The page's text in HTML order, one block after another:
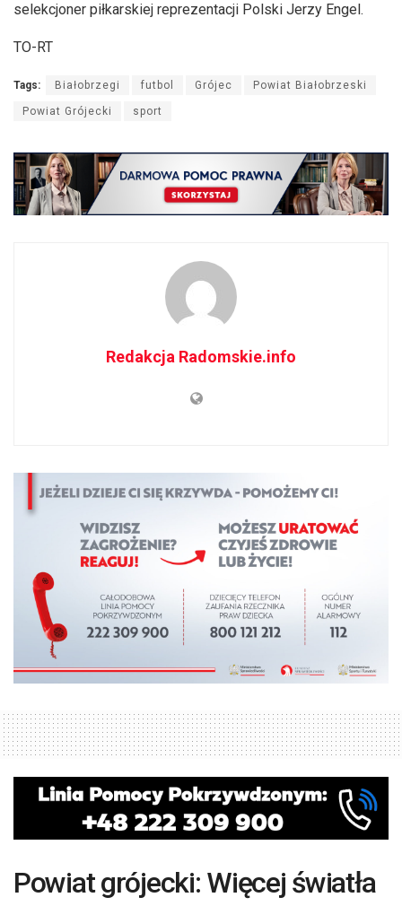
selekcjoner piłkarskiej reprezentacji Polski Jerzy Engel.
TO-RT
Tags: Białobrzegi futbol Grójec Powiat Białobrzeski
Powiat Grójecki sport
Redakcja Radomskie.info
Powiat grójecki: Więcej światła